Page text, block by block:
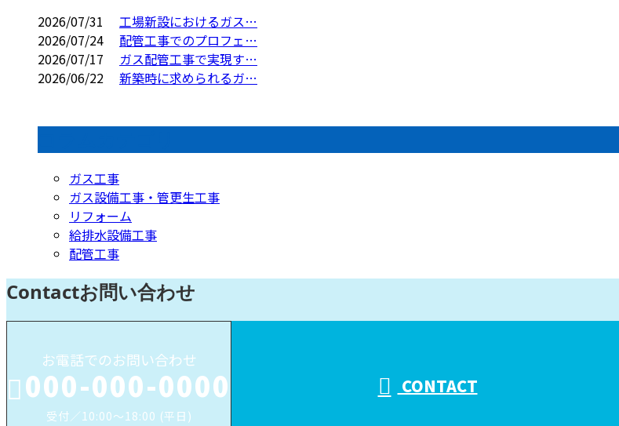
2026/07/31
工場新設におけるガス…
2026/07/24
配管工事でのプロフェ…
2026/07/17
ガス配管工事で実現す…
2026/06/22
新築時に求められるガ…
ガス工事
ガス設備工事・管更生工事
リフォーム
給排水設備工事
配管工事
Contactお問い合わせ
お電話でのお問い合わせ
000-000-0000
受付／10:00～18:00 (平日)
CONTACT